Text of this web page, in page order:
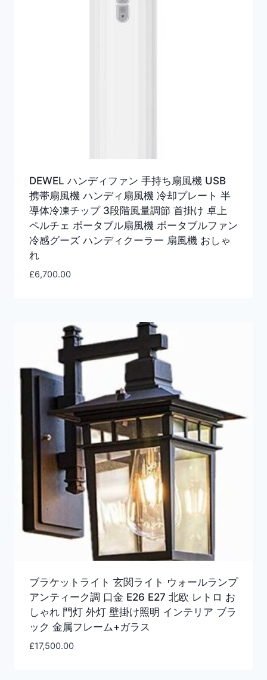
DEWEL ハンディファン 手持ち扇風機 USB
携帯扇風機 ハンディ扇風機 冷却プレート 半
導体冷凍チップ 3段階風量調節 首掛け 卓上
ペルチェ ポータブル扇風機 ポータブルファン
冷感グーズ ハンディクーラー 扇風機 おしゃ
れ
£6,700.00
ブラケットライト 玄関ライト ウォールランプ
アンティーク調 口金 E26 E27 北欧 レトロ お
しゃれ 門灯 外灯 壁掛け照明 インテリア ブラ
ック 金属フレーム+ガラス
£17,500.00